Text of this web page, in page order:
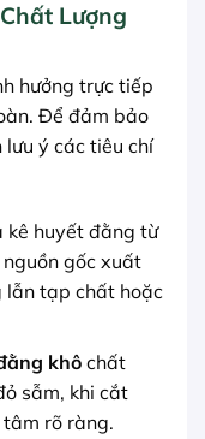
Lượng
hưởng trực tiếp
Để đảm bảo
ý các tiêu chí
kê huyết đằng từ
gốc xuất
lẫn tạp chất hoặc
khôchất
sẫm, khi cắt
rõ ràng.